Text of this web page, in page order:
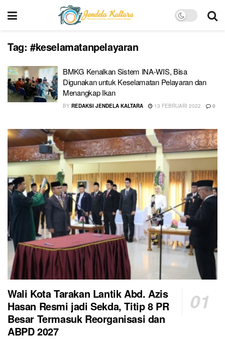
Tag: #keselamatanpelayaran
BMKG Kenalkan Sistem INA-WIS, Bisa
Digunakan untuk Keselamatan Pelayaran dan
Menangkap Ikan
BY REDAKSI JENDELA KALTARA 13 FEBRUARI 2022 0
Wali Kota Tarakan Lantik Abd. Azis
Hasan Resmi jadi Sekda, Titip 8 PR
Besar Termasuk Reorganisasi dan
ABPD 2027